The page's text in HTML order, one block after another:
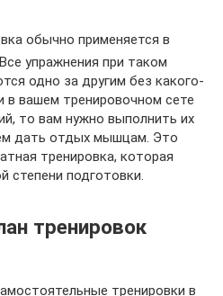
обычно применяется в
упражнения при таком
одно за другим без какого-
в вашем тренировочном сете
то вам нужно выполнить их
дать отдых мышцам. Это
тренировка, которая
степени подготовки.
тренировок
тренировки в